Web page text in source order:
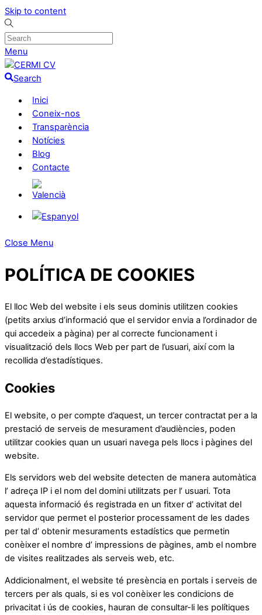
Skip to content
Menu
Search
Inici
Coneix-nos
Transparència
Notícies
Blog
Contacte
Close Menu
POLÍTICA DE COOKIES
El lloc Web del website i els seus dominis utilitzen cookies
(petits arxius d’informació que el servidor envia a l’ordinador de
qui accedeix a pàgina) per al correcte funcionament i
visualització dels llocs Web per part de l’usuari, així com la
recollida d’estadístiques.
Cookies
El website, o per compte d’aquest, un tercer contractat per a la
prestació de serveis de mesurament d’audiències, poden
utilitzar cookies quan un usuari navega pels llocs i pàgines del
website.
Els servidors web del website detecten de manera automàtica
l’ adreça IP i el nom del domini utilitzats per l’ usuari. Tota
aquesta informació és registrada en un fitxer d’ activitat del
servidor que permet el posterior processament de les dades
per tal d’ obtenir mesuraments estadístics que permetin
conèixer el nombre d’ impressions de pàgines, amb el nombre
de visites realitzades als serveis web, etc.
Addicionalment, el website té presència en portals i serveis de
tercers per als quals, si es vol conèixer les condicions de
privacitat i ús de cookies, hauran de consultar-li les polítiques